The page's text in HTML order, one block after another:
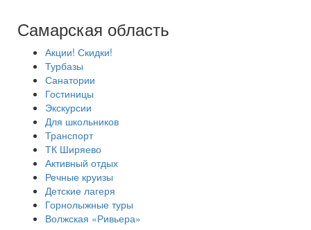
Самарская область
Акции! Скидки!
Турбазы
Санатории
Гостиницы
Экскурсии
Для школьников
Транспорт
ТК Ширяево
Активный отдых
Речные круизы
Детские лагеря
Горнолыжные туры
Волжская «Ривьера»